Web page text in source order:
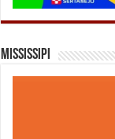
Mississipi